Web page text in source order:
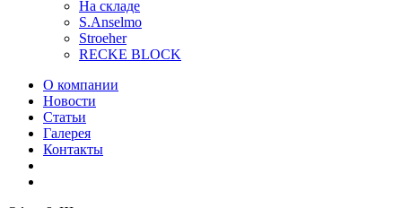
На складе
S.Anselmo
Stroeher
RECKE BLOCK
О компании
Новости
Статьи
Галерея
Контакты